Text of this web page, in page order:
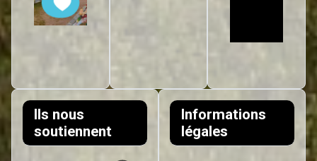
Ils nous
soutiennent
Informations
légales